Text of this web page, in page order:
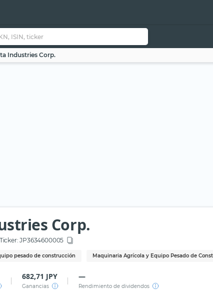
Industries Corp.
Corp.
Ticker: JP3634600005
pesado de construcción Maquinaria Agrícola y Equipo Pesado de
682,71 JPY
Ganancias
—
Rendimiento de dividendos